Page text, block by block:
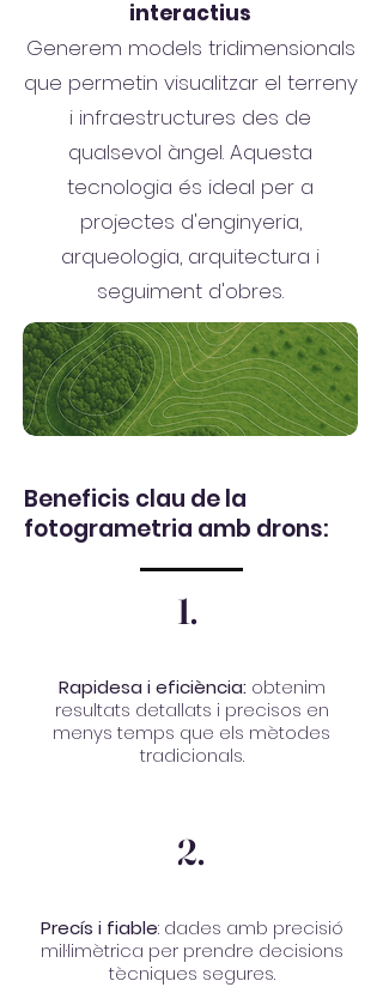
interactius
Generem models tridimensionals
que permetin visualitzar el terreny
i infraestructures des de
qualsevol àngel. Aquesta
tecnologia és ideal per a
projectes d'enginyeria,
arqueologia, arquitectura i
seguiment d'obres.
Beneficis clau de la
fotogrametria amb drons:
1.
Rapidesa i eficiència: obtenim
resultats detallats i precisos en
menys temps que els mètodes
tradicionals.
2.
Precís i fiable: dades amb precisió
mil·limètrica per prendre decisions
tècniques segures.